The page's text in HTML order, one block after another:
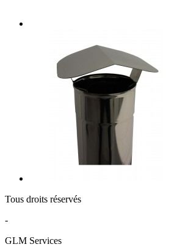
Tous droits réservés
-
GLM Services